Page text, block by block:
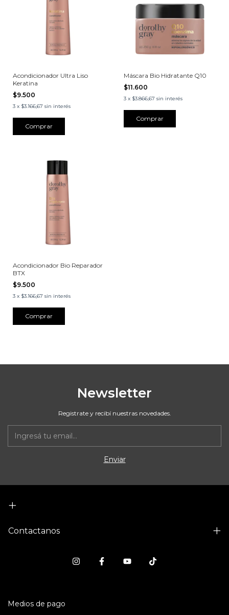
Acondicionador Ultra Liso
Keratina
$9.500
3 x $3.166,67 sin interés
Máscara Bio Hidratante Q10
$11.600
3 x $3.866,67 sin interés
Acondicionador Bio Reparador
BTX
$9.500
3 x $3.166,67 sin interés
Newsletter
Registrate y recibí nuestras novedades.
Contactanos
Medios de pago